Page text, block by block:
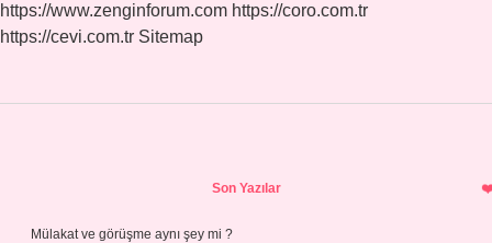
https://www.zenginforum.com https://coro.com.tr
https://cevi.com.tr Sitemap
Son Yazılar
Mülakat ve görüşme aynı şey mi ?